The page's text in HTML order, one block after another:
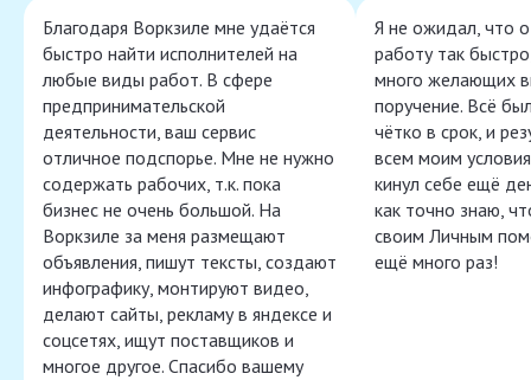
Благодаря Воркзиле мне удаётся
быстро найти исполнителей на
любые виды работ. В сфере
предпринимательской
деятельности, ваш сервис
отличное подспорье. Мне не нужно
содержать рабочих, т.к. пока
бизнес не очень большой. На
Воркзиле за меня размещают
объявления, пишут тексты, создают
инфографику, монтируют видео,
делают сайты, рекламу в яндексе и
соцсетях, ищут поставщиков и
многое другое. Спасибо вашему
Я не ожидал, что
работу так
много желающих
поручение. Всё
чётко в срок, и
всем моим
кинул себе ещё
как точно знаю,
своим Личным
ещё много раз!